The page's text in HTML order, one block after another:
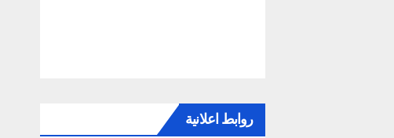
روابط اعلانية